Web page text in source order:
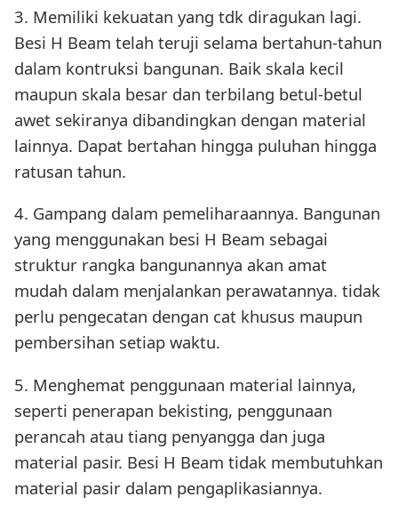
3. Memiliki kekuatan yang tdk diragukan lagi.
Besi H Beam telah teruji selama bertahun-tahun
dalam kontruksi bangunan. Baik skala kecil
maupun skala besar dan terbilang betul-betul
awet sekiranya dibandingkan dengan material
lainnya. Dapat bertahan hingga puluhan hingga
ratusan tahun.
4. Gampang dalam pemeliharaannya. Bangunan
yang menggunakan besi H Beam sebagai
struktur rangka bangunannya akan amat
mudah dalam menjalankan perawatannya. tidak
perlu pengecatan dengan cat khusus maupun
pembersihan setiap waktu.
5. Menghemat penggunaan material lainnya,
seperti penerapan bekisting, penggunaan
perancah atau tiang penyangga dan juga
material pasir. Besi H Beam tidak membutuhkan
material pasir dalam pengaplikasiannya.